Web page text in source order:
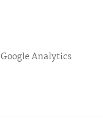
Google Analytics